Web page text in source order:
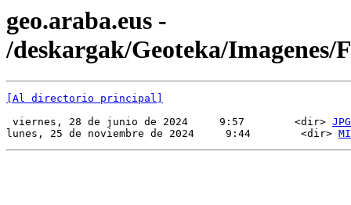
geo.araba.eus -
/deskargak/Geoteka/Imagenes/
[Al directorio principal]
viernes, 28 de junio de 2024     9:57        <dir> JPG
lunes, 25 de noviembre de 2024     9:44        <dir>